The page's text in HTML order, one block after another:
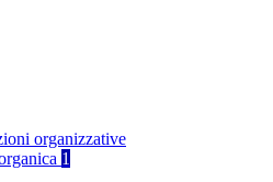
organizzative
1